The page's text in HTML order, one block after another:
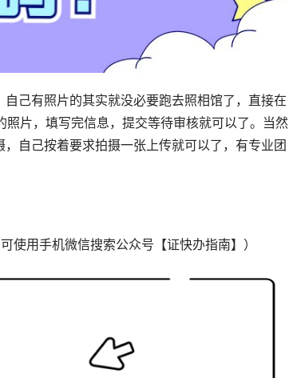
己有照片的其实就没必要跑去照相馆了，直接在
片，填写完信息，提交等待审核就可以了。当然
自己按着要求拍摄一张上传就可以了，有专业团
使用手机微信搜索公众号【证快办指南】）